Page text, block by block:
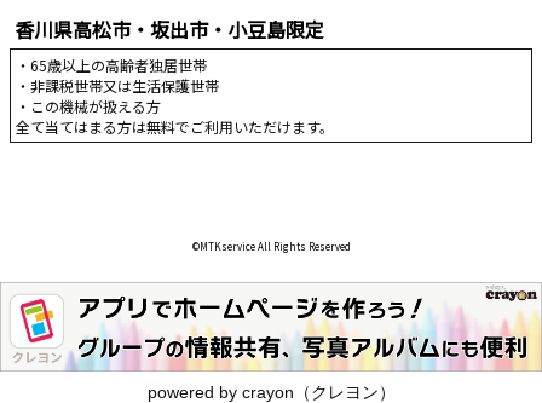
香川県高松市・坂出市・小豆島限定
・65歳以上の高齢者独居世帯
・非課税世帯又は生活保護世帯
・この機械が扱える方
全て当てはまる方は無料でご利用いただけます。
©︎MTKservice All Rights Reserved
powered by crayon（クレヨン）